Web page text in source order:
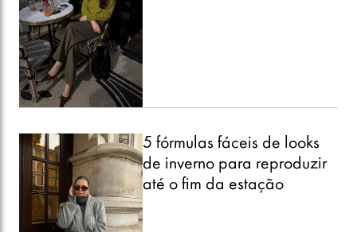
5 fórmulas fáceis de looks
de inverno para reproduzir
até o fim da estação